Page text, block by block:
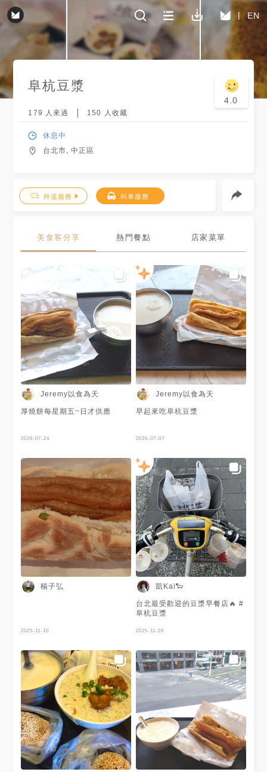
EN
阜杭豆漿
4.0
179 人來過 150 人收藏
休息中
台北市, 中正區
外送服務 叫車服務
美食客分享 熱門餐點 店家菜單
Jeremy以食為天
厚燒餅每星期五~日才供應
2026-07-24
Jeremy以食為天
早起來吃阜杭豆漿
2026-07-07
楊子弘
2025-11-10
凱Kai🐑
台北最受歡迎的豆漿早餐店🔥 #
阜杭豆漿
2025-11-09